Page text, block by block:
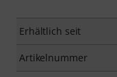
Erhältlich seit
Artikelnummer